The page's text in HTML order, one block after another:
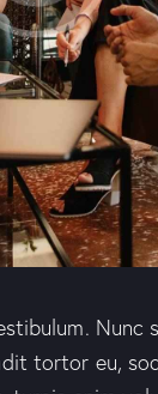
Nunc
tortor eu,